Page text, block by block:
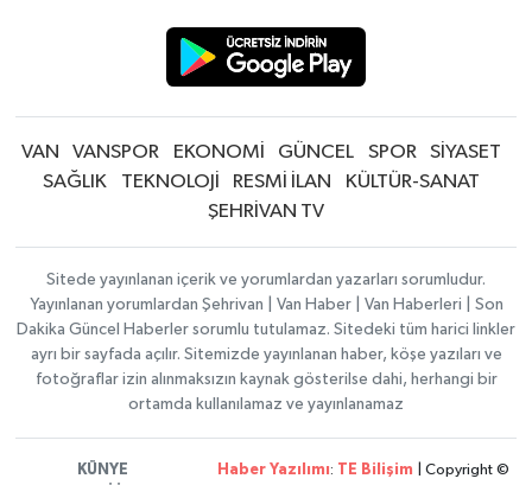
VAN VANSPOR EKONOMİ GÜNCEL SPOR
SİYASET
SAĞLIK
TEKNOLOJİ RESMİ İLAN
KÜLTÜR-SANAT
ŞEHRİVAN TV
Sitede yayınlanan içerik ve yorumlardan yazarları sorumludur.
Yayınlanan yorumlardan Şehrivan | Van Haber | Van Haberleri | Son
Dakika Güncel Haberler sorumlu tutulamaz. Sitedeki tüm harici linkler
ayrı bir sayfada açılır. Sitemizde yayınlanan haber, köşe yazıları ve
fotoğraflar izin alınmaksızın kaynak gösterilse dahi, herhangi bir
ortamda kullanılamaz ve yayınlanamaz
KÜNYE Haber Yazılımı: TE Bilişim | Copyright ©